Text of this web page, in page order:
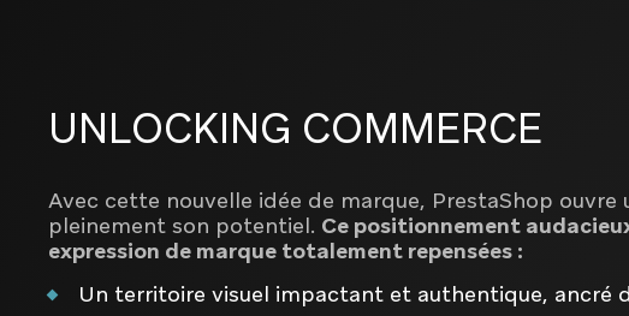
UNLOCKING COMMERCE
Avec cette nouvelle idée de marque, PrestaShop
pleinement son potentiel. Ce positionnement
expression de marque totalement repensées :
Un territoire visuel impactant et authentique, ancré